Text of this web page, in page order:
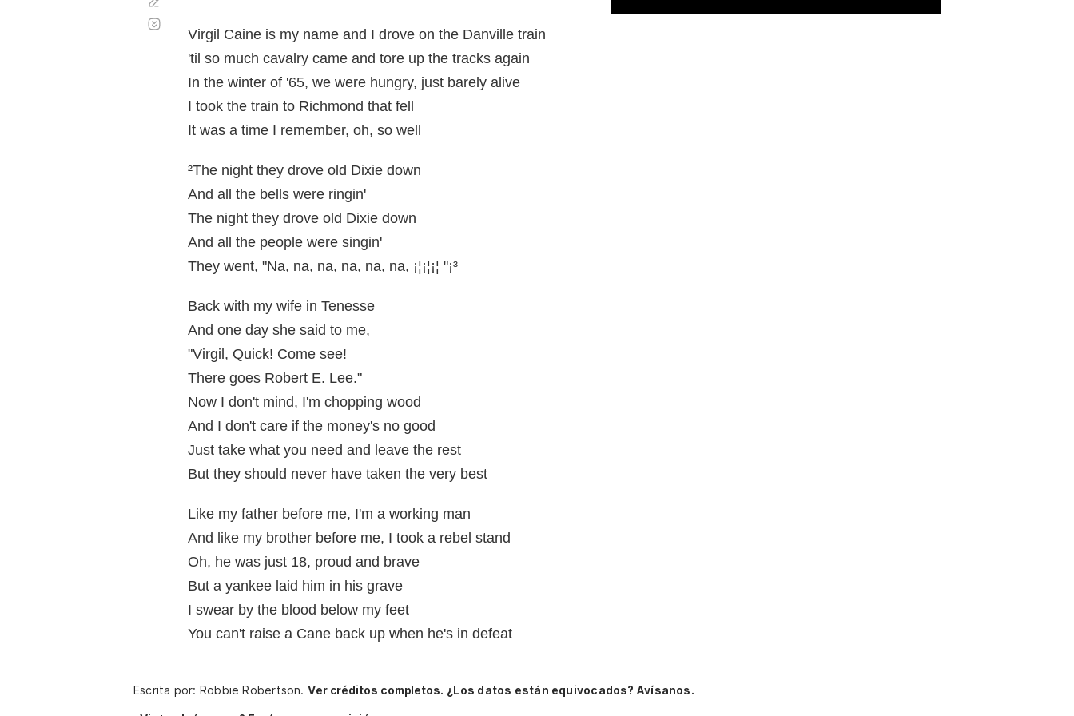
Virgil Caine is my name and I drove on the Danville train
'til so much cavalry came and tore up the tracks again
In the winter of '65, we were hungry, just barely alive
I took the train to Richmond that fell
It was a time I remember, oh, so well
²The night they drove old Dixie down
And all the bells were ringin'
The night they drove old Dixie down
And all the people were singin'
They went, "Na, na, na, na, na, na, ¡¦¡¦¡¦ "¡³
Back with my wife in Tenesse
And one day she said to me,
"Virgil, Quick! Come see!
There goes Robert E. Lee."
Now I don't mind, I'm chopping wood
And I don't care if the money's no good
Just take what you need and leave the rest
But they should never have taken the very best
Like my father before me, I'm a working man
And like my brother before me, I took a rebel stand
Oh, he was just 18, proud and brave
But a yankee laid him in his grave
I swear by the blood below my feet
You can't raise a Cane back up when he's in defeat
automático
Escrita por: Robbie Robertson. Ver créditos completos. ¿Los datos están equivocados? Avísanos.